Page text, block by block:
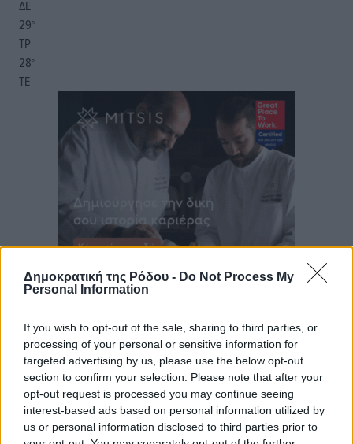
Δημοκρατική της Ρόδου - Do Not Process My
Personal Information
If you wish to opt-out of the sale, sharing to third parties, or
processing of your personal or sensitive information for
targeted advertising by us, please use the below opt-out
section to confirm your selection. Please note that after your
opt-out request is processed you may continue seeing
interest-based ads based on personal information utilized by
us or personal information disclosed to third parties prior to
ΔΕ
29°
ΤΡ
28°
ΤΕ